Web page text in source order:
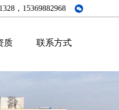
，15369882968
质 联系方式